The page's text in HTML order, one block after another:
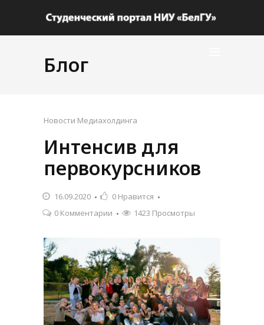
Блог
Новости Медиахолдинга
Интенсив для
первокурсников
16.09.2020 0 Нравится
0 Комментарии
1423 Просмотры